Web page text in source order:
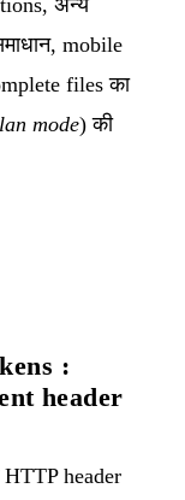
अन्य
mobile
files का
mode) की
:
header
header